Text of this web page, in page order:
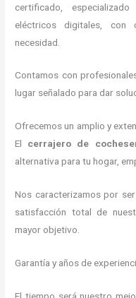
certificado,
eléctricos digitales,
necesidad.
Contamos con
lugar señalado para dar
Ofrecemos un amplio y
El cerrajero de
alternativa para tu hogar,
Nos caracterizamos por
satisfacción total de
mayor objetivo.
Garantía y años de